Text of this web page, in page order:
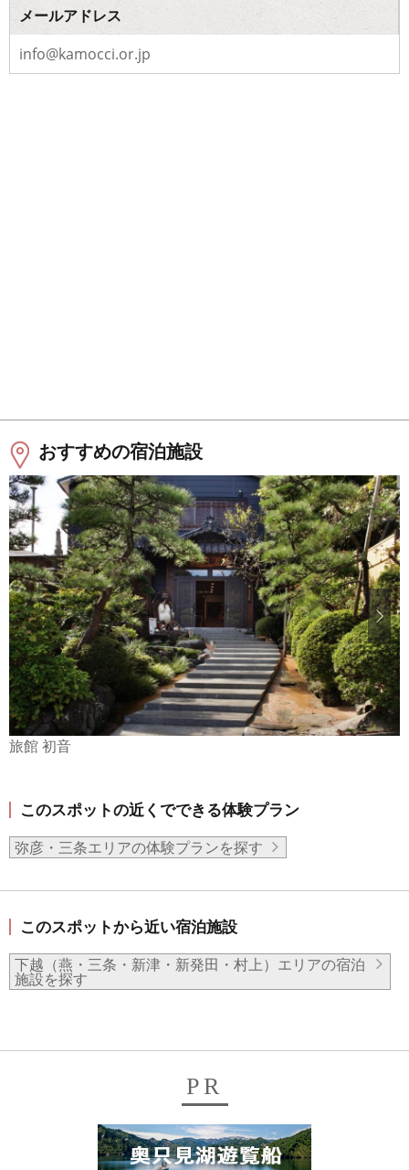
メールアドレス
info@kamocci.or.jp
おすすめの宿泊施設
旅館 初音
このスポットの近くでできる体験プラン
弥彦・三条エリアの体験プランを探す
このスポットから近い宿泊施設
下越（燕・三条・新津・新発田・村上）エリアの宿泊
施設を探す
PR